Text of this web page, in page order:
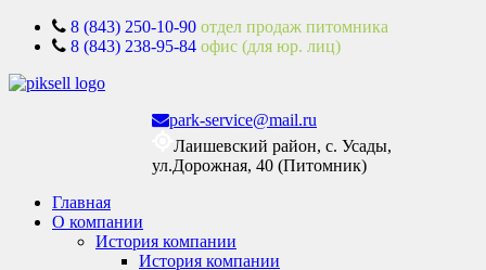
8 (843) 250-10-90 отдел продаж питомника
8 (843) 238-95-84 офис (для юр. лиц)
park-service@mail.ru
Лаишевский район, с. Усады,
ул.Дорожная, 40 (Питомник)
Главная
О компании
История компании
История компании